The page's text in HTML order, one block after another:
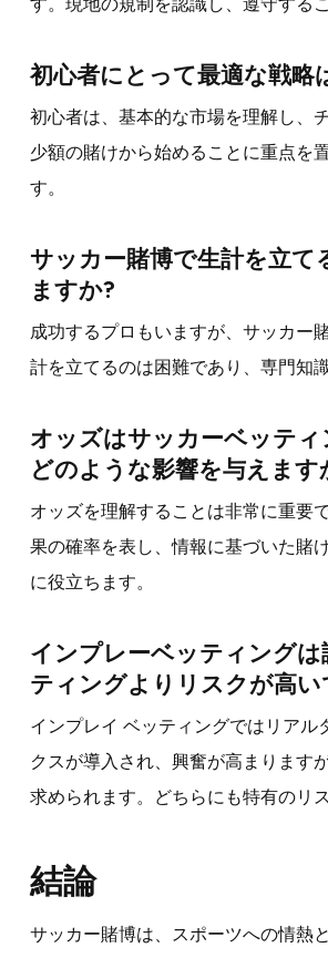
初心者にとって最適な戦略
初心者は、基本的な市場を理解し、
少額の賭けから始めることに重点を
す。
サッカー賭博で生計を立て
ますか?
成功するプロもいますが、サッカー
計を立てるのは困難であり、専門知
オッズはサッカーベッティ
どのような影響を与えます
オッズを理解することは非常に重要
果の確率を表し、情報に基づいた賭
に役立ちます。
インプレーベッティングは
ティングよりリスクが高い
インプレイ ベッティングではリアル
クスが導入され、興奮が高まります
求められます。どちらにも特有のリ
結論
サッカー賭博は、スポーツへの情熱